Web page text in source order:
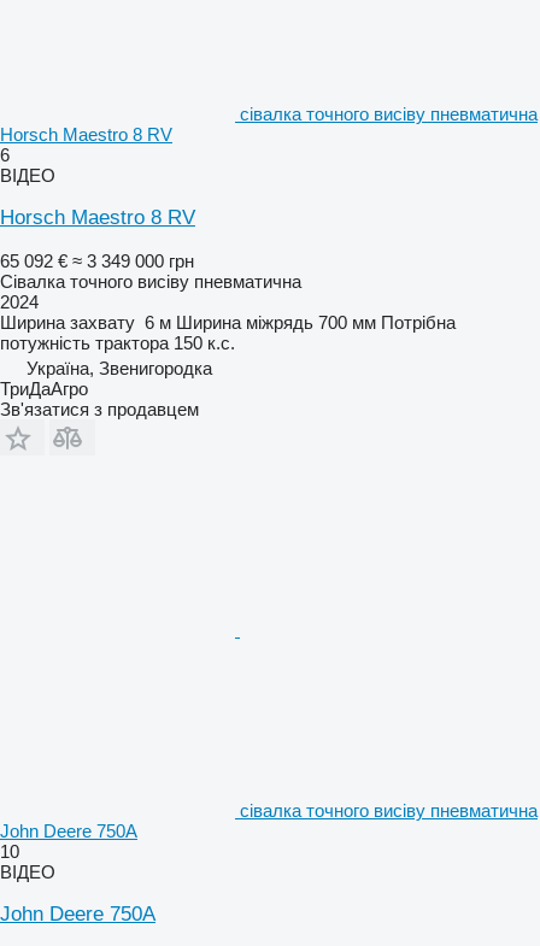
сівалка точного висіву пневматична
Horsch Maestro 8 RV
6
ВІДЕО
Horsch Maestro 8 RV
65 092 € ≈ 3 349 000 грн
Сівалка точного висіву пневматична
2024
Ширина захвату 6 м Ширина міжрядь 700 мм Потрібна
потужність трактора 150 к.с.
Україна, Звенигородка
ТриДаАгро
Зв'язатися з продавцем
сівалка точного висіву пневматична
John Deere 750A
10
ВІДЕО
John Deere 750A